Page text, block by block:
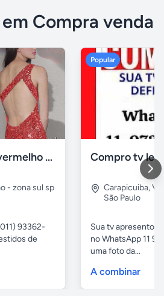
Compra venda
Vestido de festa vermelho com brilho e pedraria
- zona sul sp
93362-
de
Popular
Compro tv
Carapicuiba,
São Paulo
Sua tv apresentou
no WhatsApp 11
uma foto da...
A combinar